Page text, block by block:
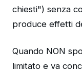
chiesti") senza
produce effetti
Quando NON
limitato e va